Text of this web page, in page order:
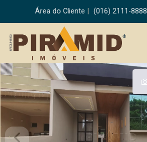
Área do Cliente (016) 2111-8888